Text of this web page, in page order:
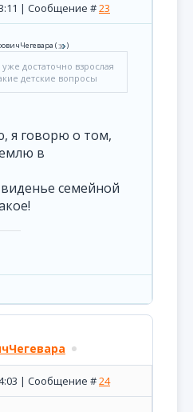
| Сообщение #23
( )
достаточно взрослая
детские вопросы
я говорю о том,
в
семейной
| Сообщение #24